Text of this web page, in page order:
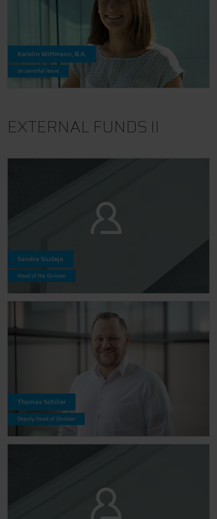
Karolin Wittmann, B.A.
on parental leave
EXTERNAL FUNDS II
Sandra Siudeja
Head of the Division
Thomas Schiller
Deputy Head of Division